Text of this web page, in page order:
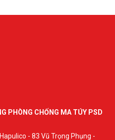
và tích cực tham gia các
PHÒNG CHỐNG MA TÚY PSD
- 83 Vũ Trọng Phụng -